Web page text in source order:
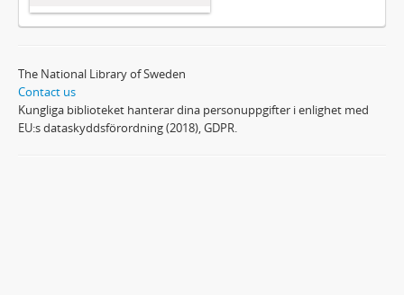
The National Library of Sweden
Contact us
Kungliga biblioteket hanterar dina personuppgifter i enlighet med
EU:s dataskyddsförordning (2018), GDPR.